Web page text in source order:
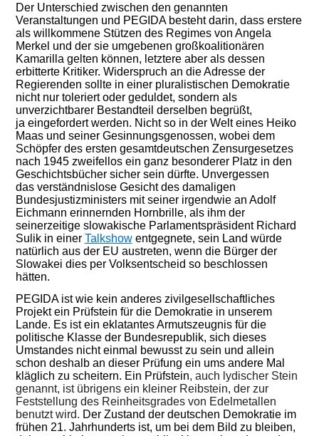
Der Unterschied zwischen den genannten
Veranstaltungen und PEGIDA besteht darin, dass erstere
als willkommene Stützen des Regimes von Angela
Merkel und der sie umgebenen großkoalitionären
Kamarilla gelten können, letztere aber als dessen
erbitterte Kritiker. Widerspruch an die Adresse der
Regierenden sollte in einer pluralistischen Demokratie
nicht nur toleriert oder geduldet, sondern als
unverzichtbarer Bestandteil derselben begrüßt,
ja eingefordert werden. Nicht so in der Welt eines Heiko
Maas und seiner Gesinnungsgenossen, wobei dem
Schöpfer des ersten gesamtdeutschen Zensurgesetzes
nach 1945 zweifellos ein ganz besonderer Platz in den
Geschichtsbücher sicher sein dürfte. Unvergessen
das verständnislose Gesicht des damaligen
Bundesjustizministers mit seiner irgendwie an Adolf
Eichmann erinnernden Hornbrille, als ihm der
seinerzeitige slowakische Parlamentspräsident Richard
Sulikin einer Talkshowentgegnete, sein Land würde
natürlich aus der EU austreten, wenn die Bürger der
Slowakei dies per Volksentscheid so beschlossen
hätten.
PEGIDA ist wie kein anderes zivilgesellschaftliches
Projekt ein Prüfstein für die Demokratie in unserem
Lande. Es ist ein eklatantes Armutszeugnis für die
politische Klasse der Bundesrepublik, sich dieses
Umstandes nicht einmal bewusst zu sein und allein
schon deshalb an dieser Prüfung ein ums andere Mal
kläglich zu scheitern. Ein Prüfstein, auch lydischer Stein
genannt, ist übrigens ein kleiner Reibstein, der zur
Feststellung des Reinheitsgrades von Edelmetallen
benutzt wird. Der Zustand der deutschen Demokratie im
frühen 21. Jahrhunderts ist, um bei dem Bild zu bleiben,